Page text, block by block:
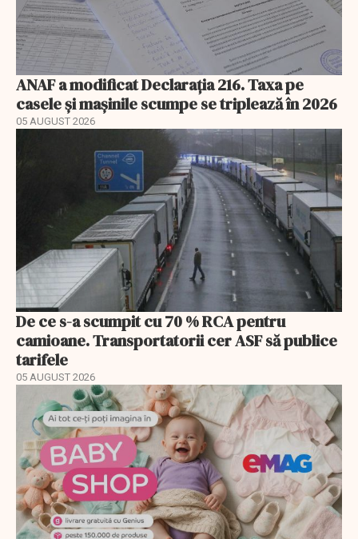
ANAF a modificat Declarația 216. Taxa pe
casele și mașinile scumpe se triplează în 2026
05 AUGUST 2026
De ce s-a scumpit cu 70 % RCA pentru
camioane. Transportatorii cer ASF să publice
tarifele
05 AUGUST 2026